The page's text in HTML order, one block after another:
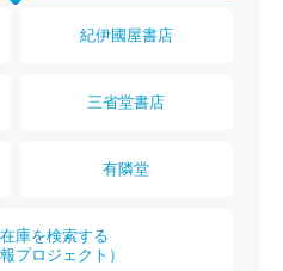
紀伊國屋書店
三省堂書店
有隣堂
庫を検索する
プロジェクト）